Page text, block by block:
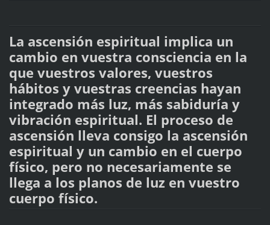
La ascensión espiritual implica un
cambio en vuestra consciencia en la
que vuestros valores, vuestros
hábitos y vuestras creencias hayan
integrado más luz, más sabiduría y
vibración espiritual. El proceso de
ascensión lleva consigo la ascensión
espiritual y un cambio en el cuerpo
físico, pero no necesariamente se
llega a los planos de luz en vuestro
cuerpo físico.